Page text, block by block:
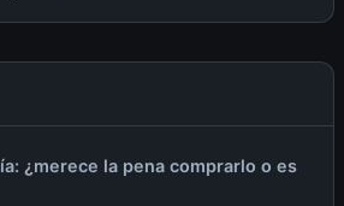
¿merece la pena comprarlo o es